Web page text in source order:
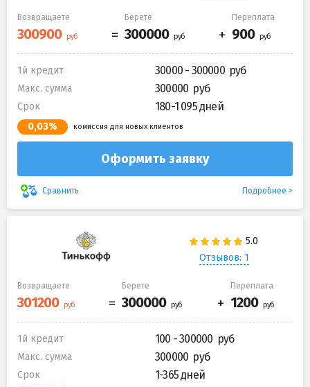
Возвращаете Берете Переплата
1й кредит 30000 - 300000
Макс. сумма 300000
Срок 180-1 095 дней
0,03% комиссия для новых клиентов
Оформить заявку
Сравнить Подробнее
Отзывов: 1
Возвращаете Берете Переплата
1й кредит 100 - 300000
Макс. сумма 300000
Срок 1-365 дней